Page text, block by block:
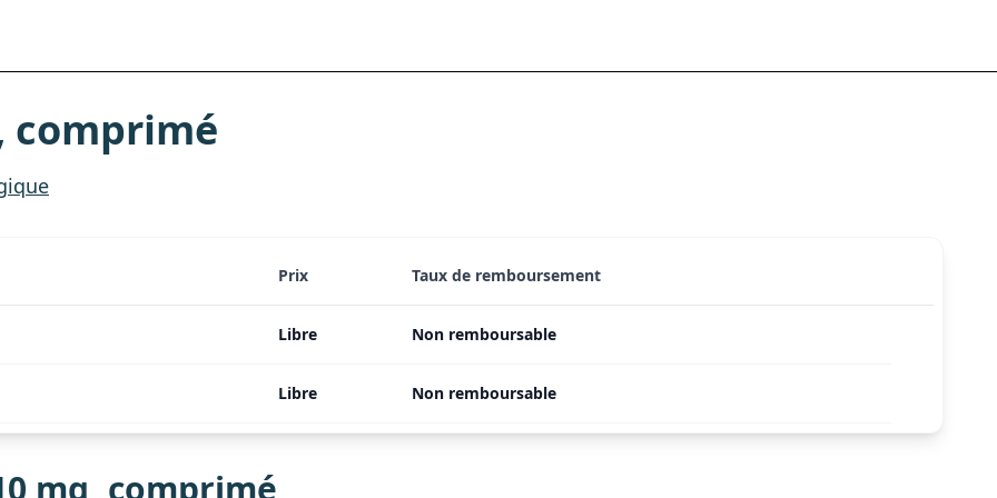
comprimé
Prix Taux de remboursement
Libre Non remboursable
Libre Non remboursable
mg, comprimé